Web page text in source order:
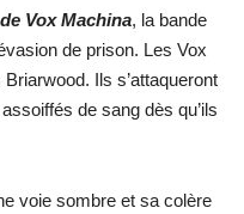
Vox Machina, la bande
de prison. Les Vox
Ils s’attaqueront
de sang dès qu’ils
voie sombre et sa colère